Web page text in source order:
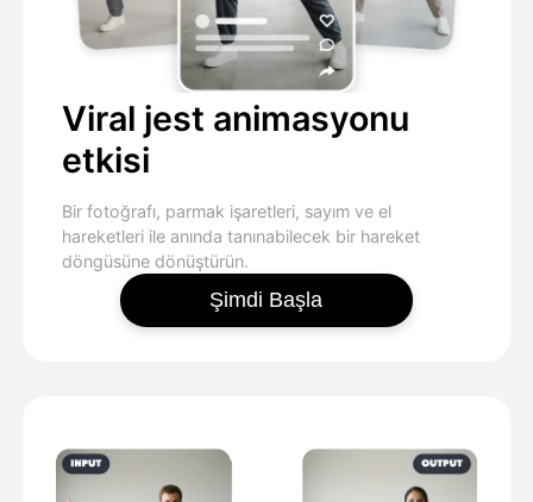
Viral jest animasyonu
etkisi
Bir fotoğrafı, parmak işaretleri, sayım ve el
hareketleri ile anında tanınabilecek bir hareket
döngüsüne dönüştürün.
Şimdi Başla